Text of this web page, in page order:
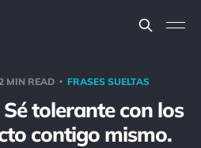
MIN READ FRASES SUELTAS
tolerante con los
contigo mismo.